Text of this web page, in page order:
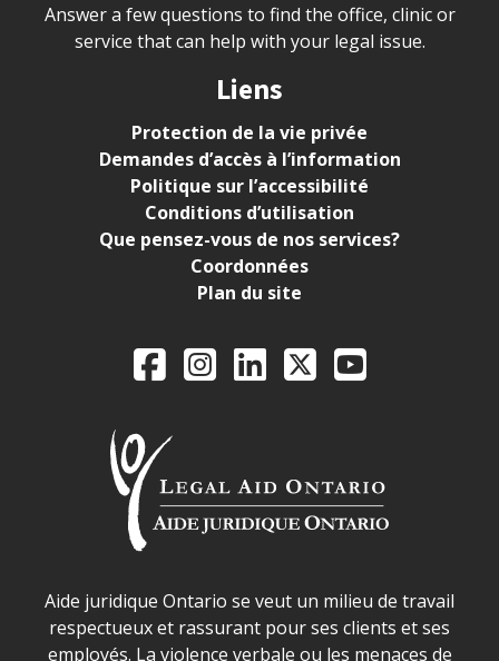
Answer a few questions to find the office, clinic or
service that can help with your legal issue.
Liens
Protection de la vie privée
Demandes d’accès à l’information
Politique sur l’accessibilité
Conditions d’utilisation
Que pensez-vous de nos services?
Coordonnées
Plan du site
Legal Aid Ontario
FacebookInstagram
LinkedIn
X YouTube
Déclaration sur la sécurité dans les locaux d'AJO.
Aide juridique Ontario se veut un milieu de travail
respectueux et rassurant pour ses clients et ses
employés. La violence verbale ou les menaces de